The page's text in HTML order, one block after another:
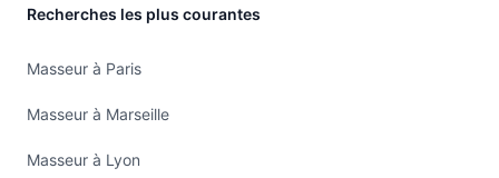
Recherches les plus courantes
Masseur à Paris
Masseur à Marseille
Masseur à Lyon